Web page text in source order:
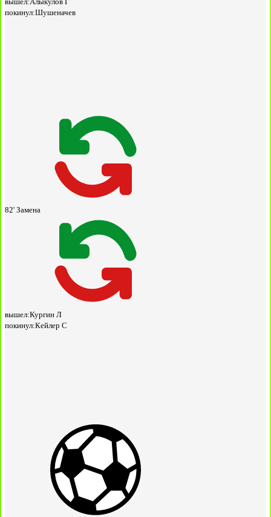
покинул:Шушеначев
82' Замена
вышел:Кургин Л
покинул:Кейлер С